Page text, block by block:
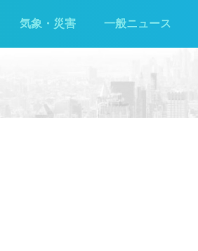
気象・災害 一般ニュース